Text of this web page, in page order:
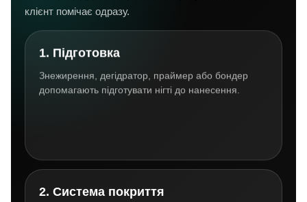
клієнт помічає одразу.
1. Підготовка
Знежирення, дегідратор, праймер або бондер
допомагають підготувати нігті до нанесення.
2. Система покриття